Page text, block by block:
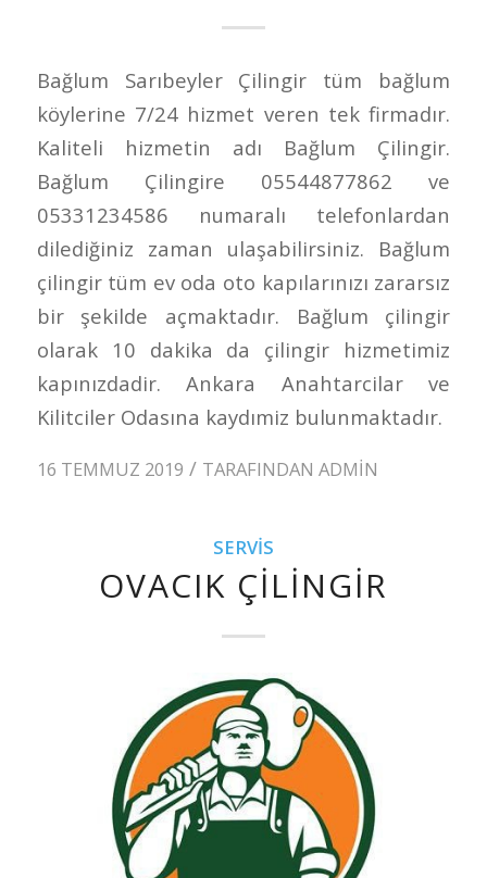
Bağlum Sarıbeyler Çilingir tüm bağlum
köylerine 7/24 hizmet veren tek firmadır.
Kaliteli hizmetin adı Bağlum Çilingir.
Bağlum Çilingire 05544877862 ve
05331234586 numaralı telefonlardan
dilediğiniz zaman ulaşabilirsiniz. Bağlum
çilingir tüm ev oda oto kapılarınızı zararsız
bir şekilde açmaktadır. Bağlum çilingir
olarak 10 dakika da çilingir hizmetimiz
kapınızdadir. Ankara Anahtarcilar ve
Kilitciler Odasına kaydımiz bulunmaktadır.
16 TEMMUZ 2019 / TARAFINDAN ADMIN
SERVIS
OVACIK ÇILINGIR